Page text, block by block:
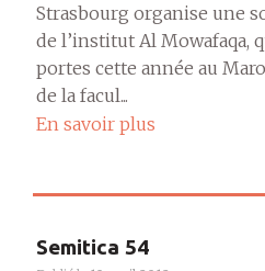
Strasbourg organise une
de l’institut Al Mowafaqa,
portes cette année au
de la facul...
En savoir plus
Semitica 54